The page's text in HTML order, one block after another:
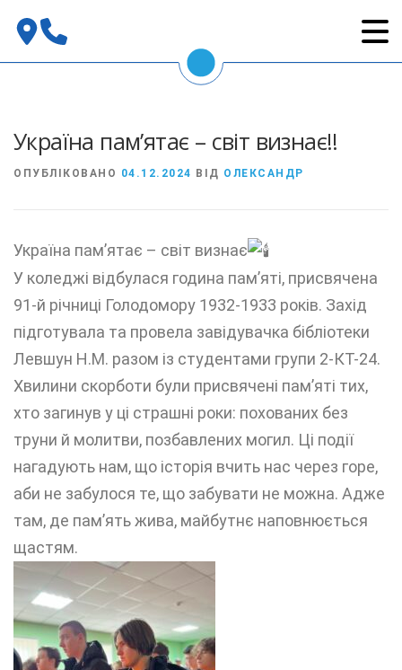
Україна пам’ятає – світ визнає!!
ОПУБЛІКОВАНО 04.12.2024 ВІД ОЛЕКСАНДР
Україна пам’ятає – світ визнає
У коледжі відбулася година пам’яті, присвячена
91-й річниці Голодомору 1932-1933 років. Захід
підготувала та провела завідувачка бібліотеки
Левшун Н.М. разом із студентами групи 2-КТ-24.
Хвилини скорботи були присвячені пам’яті тих,
хто загинув у ці страшні роки: похованих без
труни й молитви, позбавлених могил. Ці події
нагадують нам, що історія вчить нас через горе,
аби не забулося те, що забувати не можна. Адже
там, де пам’ять жива, майбутнє наповнюється
щастям.